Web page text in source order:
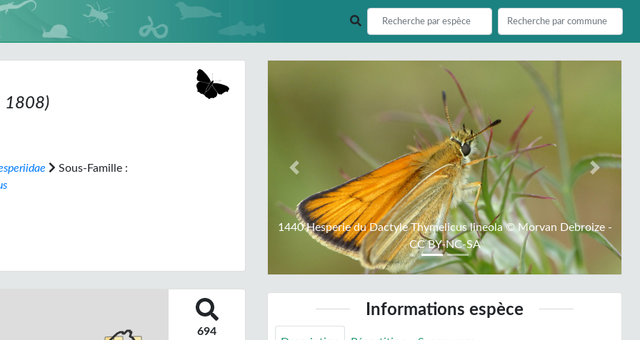
1808)
Sous-Famille :
694
1440 Hesperie du Dactyle Thymelicus lineola © Morvan Debroize -
CC BY-NC-SA
Previous Next
Informations espèce